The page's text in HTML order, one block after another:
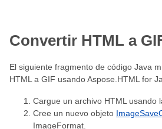
Convertir HTML a
El siguiente fragmento de código Java
HTML a GIF usando Aspose.HTML for
Cargue un archivo HTML usando
Cree un nuevo objeto
ImageFormat.